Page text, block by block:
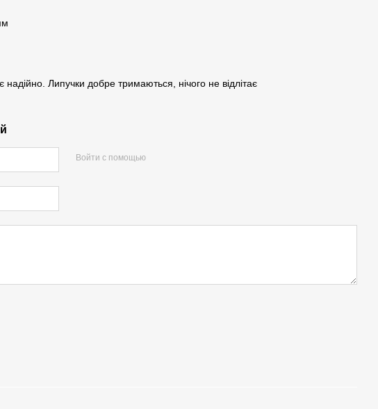
Липучки добре тримаються, нічого не відлітає
Войти с помощью